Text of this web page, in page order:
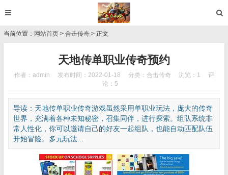
当前位置： 网站首页 > 合击传奇 > 正文
天地传单职业传奇预约
作者：admin 发布时间：2022-01-18 分类： 合击传奇 浏览：1
评
论：5
导读：天地传单职业传奇游戏虽然采用单职业玩法，庞大的传奇
世界，充满着各种未知秘密，召集同伴，进行探索。组队系统非
常人性化，你可以邀请自己的好友一起组队，也能自动匹配队伍
开始冒险。多元玩法...